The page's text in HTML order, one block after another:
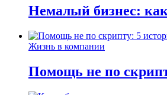
Немалый бизнес:
Жизнь в компании
Помощь не по